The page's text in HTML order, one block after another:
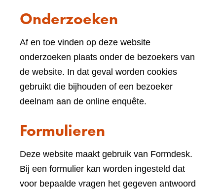
Onderzoeken
Af en toe vinden op deze website
onderzoeken plaats onder de bezoekers van
de website. In dat geval worden cookies
gebruikt die bijhouden of een bezoeker
deelnam aan de online enquête.
Formulieren
Deze website maakt gebruik van Formdesk.
Bij een formulier kan worden ingesteld dat
voor bepaalde vragen het gegeven antwoord